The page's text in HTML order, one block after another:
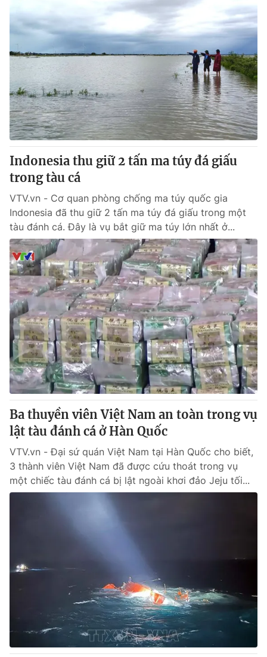
® Cấm sao chép dưới mọi hình thức nếu không có sự chấp
thuận bằng văn bản. Ghi rõ nguồn VTV.vn khi phát hành lại
thông tin từ website này.
Indonesia thu giữ 2 tấn ma túy đá giấu
trong tàu cá
VTV.vn - Cơ quan phòng chống ma túy quốc gia
Indonesia đã thu giữ 2 tấn ma túy đá giấu trong một
tàu đánh cá. Đây là vụ bắt giữ ma túy lớn nhất ở...
Ba thuyền viên Việt Nam an toàn trong vụ
lật tàu đánh cá ở Hàn Quốc
VTV.vn - Đại sứ quán Việt Nam tại Hàn Quốc cho biết,
3 thành viên Việt Nam đã được cứu thoát trong vụ
một chiếc tàu đánh cá bị lật ngoài khơi đảo Jeju tối...